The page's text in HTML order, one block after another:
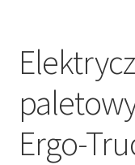
Ergo-